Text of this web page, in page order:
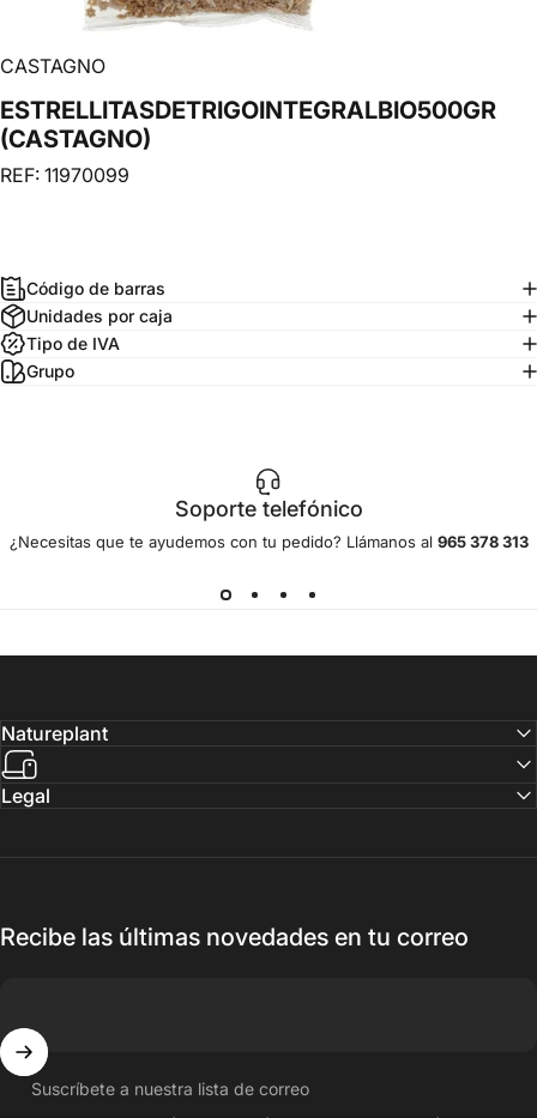
CASTAGNO
ESTRELLITASDETRIGOINTEGRALBIO500GR
(CASTAGNO)
REF: 11970099
Código de barras
Unidades por caja
Tipo de IVA
Grupo
Soporte telefónico
¿Necesitas que te ayudemos con tu pedido? Llámanos al 965 378 313
Natureplant
Legal
Recibe las últimas novedades en tu correo
Suscríbete a nuestra lista de correo